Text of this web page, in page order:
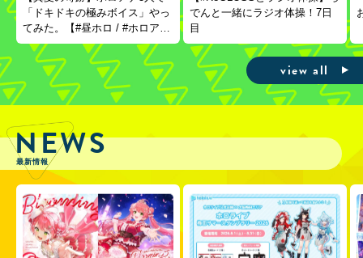
「ドキドキの極みボイス」やっ
てみた。【#昼ホロ / #ホロア
ナ】
でんと一緒にラジオ体操！7日
目
view all
NEWS
最新情報